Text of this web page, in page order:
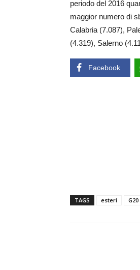
periodo del 2016
maggior numero di
Calabria (7.087),
(4.319), Salerno
Facebook
TAGS esteri G20